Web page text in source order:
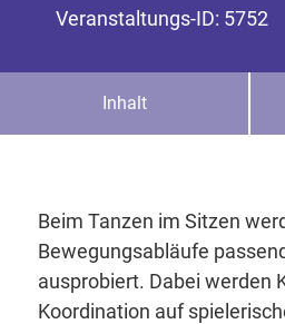
Veranstaltungs-ID: 5752
Inhalt
Beim Tanzen im Sitzen
Bewegungsabläufe
ausprobiert. Dabei werden
Koordination auf